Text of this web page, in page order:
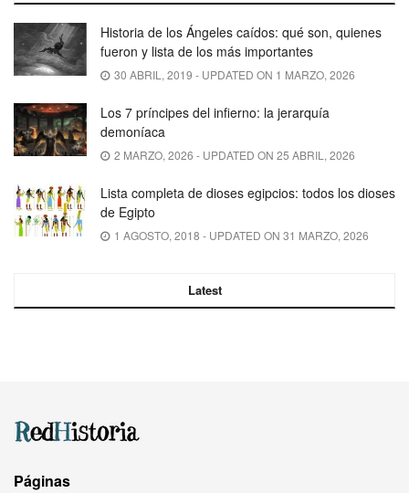
Historia de los Ángeles caídos: qué son, quienes
fueron y lista de los más importantes
30 ABRIL, 2019 - UPDATED ON 1 MARZO, 2026
Los 7 príncipes del infierno: la jerarquía
demoníaca
2 MARZO, 2026 - UPDATED ON 25 ABRIL, 2026
Lista completa de dioses egipcios: todos los dioses
de Egipto
1 AGOSTO, 2018 - UPDATED ON 31 MARZO, 2026
Latest
Páginas